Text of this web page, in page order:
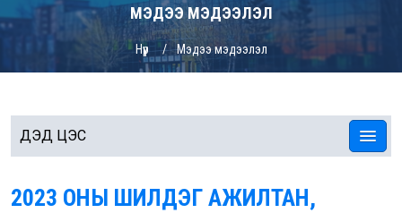
МЭДЭЭ МЭДЭЭЛЭЛ
Нүүр Мэдээ мэдээлэл
ДЭД ЦЭС
2023 ОНЫ ШИЛДЭГ АЖИЛТАН,